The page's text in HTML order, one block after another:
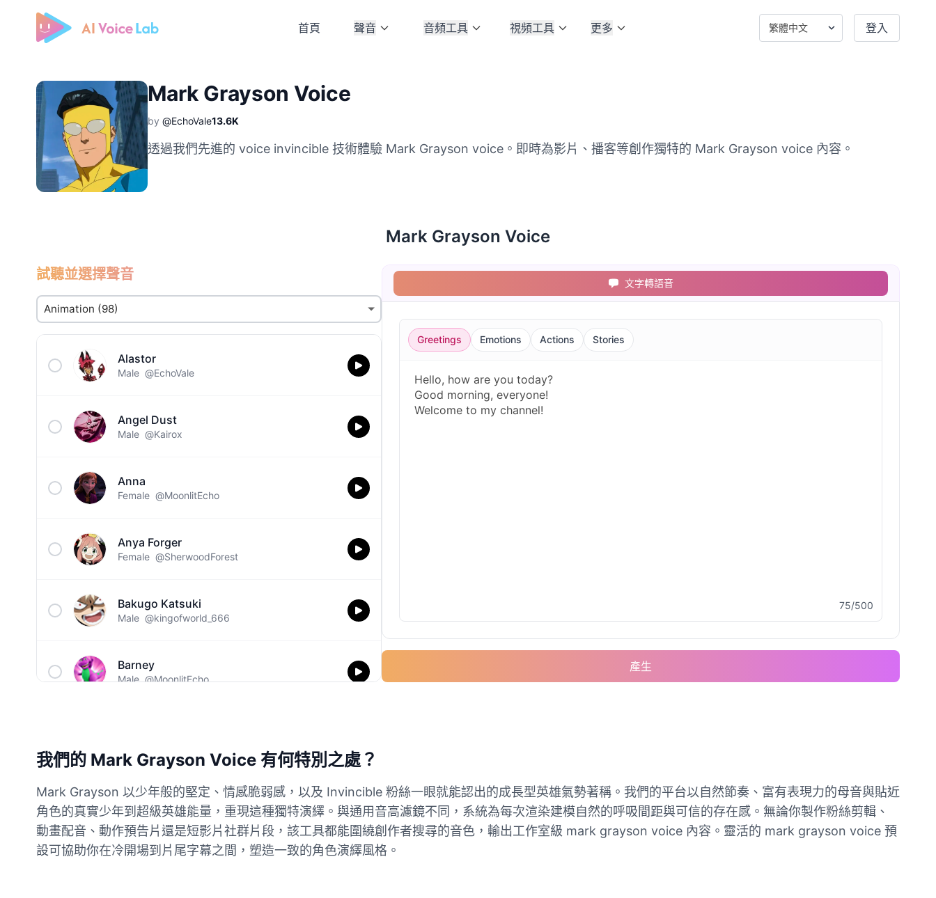
Free AI Cover & AI Voice Over 首頁 聲音 音頻工具 視頻工具 更多 登入
Mark Grayson Voice
by @EchoVale13.6K
透過我們先進的 voice invincible 技術體驗 Mark Grayson voice。即時為影片、播客等創作獨特的 Mark Grayson voice 內容。
Mark Grayson Voice
試聽並選擇聲音
Alastor
Male @EchoVale
Angel Dust
Male @Kairox
Anna
Female @MoonlitEcho
Anya Forger
Female @SherwoodForest
Bakugo Katsuki
Male @kingofworld_666
Barney
Male @MoonlitEcho
BMO
Male @IdeaSynth
Bonzi Buddy
文字轉語音
Greetings Emotions Actions Stories
75/500
產生
我們的 Mark Grayson Voice 有何特別之處？
Mark Grayson 以少年般的堅定、情感脆弱感，以及 Invincible 粉絲一眼就能認出的成長型英雄氣勢著稱。我們的平台以自然節奏、富有表現力的母音與貼近
角色的真實少年到超級英雄能量，重現這種獨特演繹。與通用音高濾鏡不同，系統為每次渲染建模自然的呼吸間距與可信的存在感。無論你製作粉絲剪輯、
動畫配音、動作預告片還是短影片社群片段，該工具都能圍繞創作者搜尋的音色，輸出工作室級 mark grayson voice 內容。靈活的 mark grayson voice 預
設可協助你在冷開場到片尾字幕之間，塑造一致的角色演繹風格。